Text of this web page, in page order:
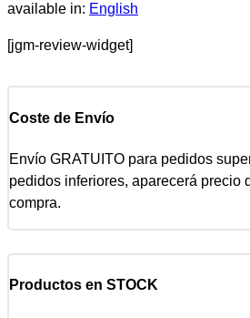
available in: English
[jgm-review-widget]
Coste de Envío
Envío GRATUITO para pedidos
pedidos inferiores, aparecerá precio
compra.
Productos en STOCK